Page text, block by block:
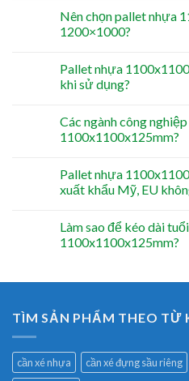
Nên chọn pallet nhựa
1200×1000?
Pallet nhựa
khi sử dụng?
Các ngành công
1100x1100x125mm?
Pallet nhựa
xuất khẩu Mỹ, EU
Làm sao để kéo dài
1100x1100x125mm?
TÌM SẢN PHẨM THEO TỪ
cần xé nhựa cần xé đựng sầu riêng